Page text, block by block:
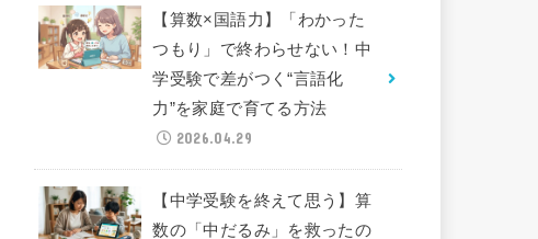
【算数×国語力】「わかった
つもり」で終わらせない！中
学受験で差がつく“言語化
力”を家庭で育てる方法
2026.04.29
【中学受験を終えて思う】算
数の「中だるみ」を救ったの